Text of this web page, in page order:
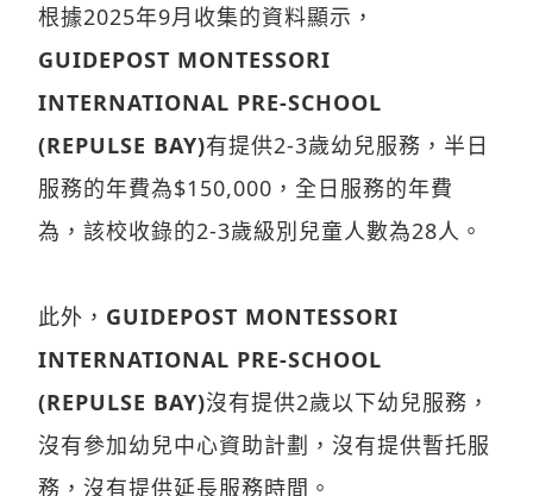
根據2025年9月收集的資料顯示，
GUIDEPOST MONTESSORI
INTERNATIONAL PRE-SCHOOL
(REPULSE BAY)有提供2-3歲幼兒服務，半日
服務的年費為$150,000，全日服務的年費
為，該校收錄的2-3歲級別兒童人數為28人。
此外， GUIDEPOST MONTESSORI
INTERNATIONAL PRE-SCHOOL
(REPULSE BAY)沒有提供2歲以下幼兒服務，
沒有參加幼兒中心資助計劃，沒有提供暫托服
務，沒有提供延長服務時間。